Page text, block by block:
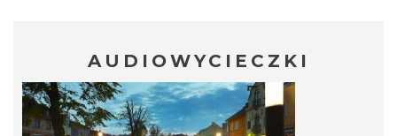
AUDIOWYCIECZKI